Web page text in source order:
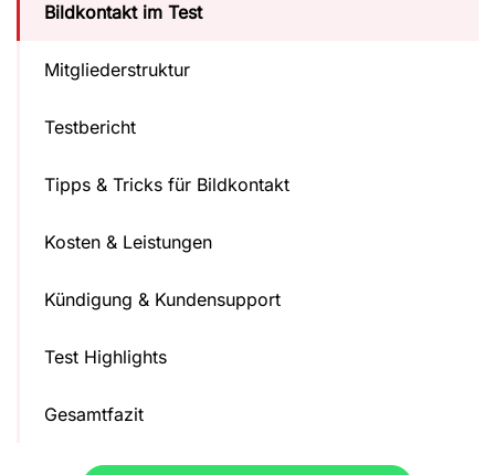
Bildkontakt im Test
Mitgliederstruktur
Testbericht
Tipps & Tricks für Bildkontakt
Kosten & Leistungen
Kündigung & Kundensupport
Test Highlights
Gesamtfazit